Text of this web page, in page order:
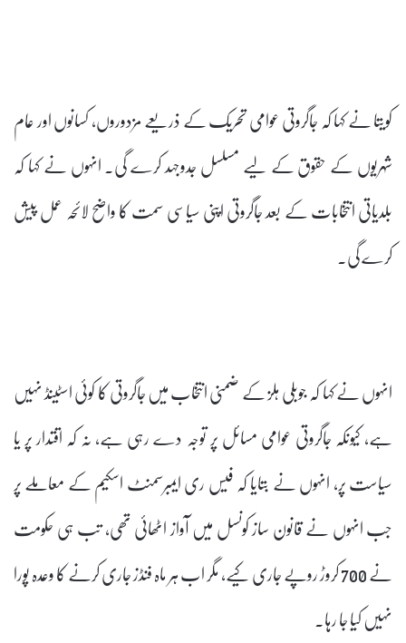
کویتا نے کہا کہ جاگروتی عوامی تحریک کے ذریعے مزدوروں، کسانوں اور عام
شہریوں کے حقوق کے لیے مسلسل جدوجہد کرے گی۔ انہوں نے کہا کہ
بلدیاتی انتخابات کے بعد جاگروتی اپنی سیاسی سمت کا واضح لائحہ عمل پیش
کرے گی۔
انہوں نے کہا کہ جوبلی ہلز کے ضمنی انتخاب میں جاگروتی کا کوئی اسٹینڈ نہیں
ہے، کیونکہ جاگروتی عوامی مسائل پر توجہ دے رہی ہے، نہ کہ اقتدار پر یا
سیاست پر، انہوں نے بتایا کہ فیس ری ایمبرسمنٹ اسکیم کے معاملے پر
جب انہوں نے قانون ساز کونسل میں آواز اٹھائی تھی، تب ہی حکومت
نے 700 کروڑ روپے جاری کیے، مگر اب ہر ماہ فنڈز جاری کرنے کا وعدہ پورا
نہیں کیا جا رہا۔